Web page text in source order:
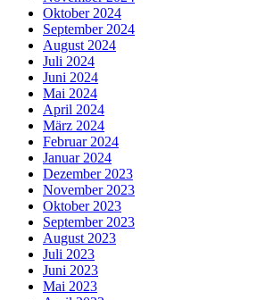
Oktober 2024
September 2024
August 2024
Juli 2024
Juni 2024
Mai 2024
April 2024
März 2024
Februar 2024
Januar 2024
Dezember 2023
November 2023
Oktober 2023
September 2023
August 2023
Juli 2023
Juni 2023
Mai 2023